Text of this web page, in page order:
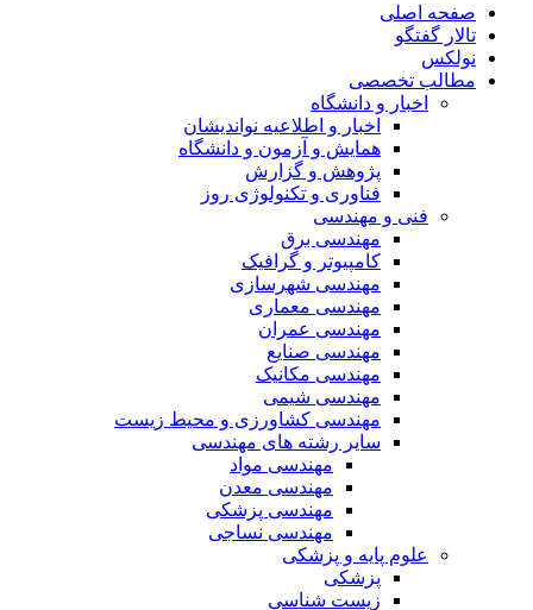
صفحه اصلی
تالار گفتگو
نولکس
مطالب تخصصی
اخبار و دانشگاه
اخبار و اطلاعیه نواندیشان
همایش و آزمون و دانشگاه
پژوهش و گزارش
فناوری و تکنولوژی روز
فنی و مهندسی
مهندسی برق
کامپیوتر و گرافیک
مهندسی شهرسازی
مهندسی معماری
مهندسی عمران
مهندسی صنایع
مهندسی مکانیک
مهندسی شیمی
مهندسی کشاورزی و محیط زیست
سایر رشته های مهندسی
مهندسی مواد
مهندسی معدن
مهندسی پزشکی
مهندسی نساجی
علوم پایه و پزشکی
پزشکی
زیست شناسی